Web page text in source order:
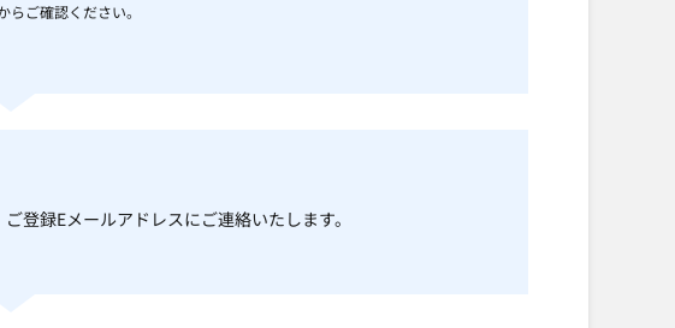
ご確認ください。
登録Eメールアドレスにご連絡いたします。